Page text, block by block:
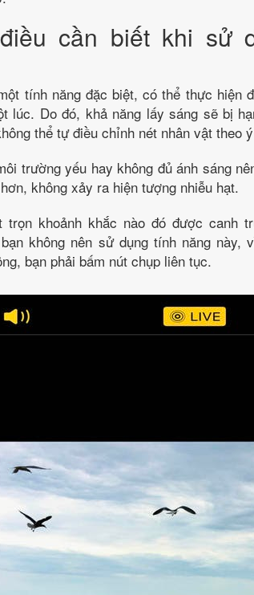
cần biết khi sử
tính năng đặc biệt, có thể thực hiện
lúc. Do đó, khả năng lấy sáng sẽ bị
thể tự điều chỉnh nét nhân vật theo
trường yếu hay không đủ ánh sáng
không xảy ra hiện tượng nhiễu hạt.
trọn khoảnh khắc nào đó được canh
không nên sử dụng tính năng
bạn phải bấm nút chụp liên tục.